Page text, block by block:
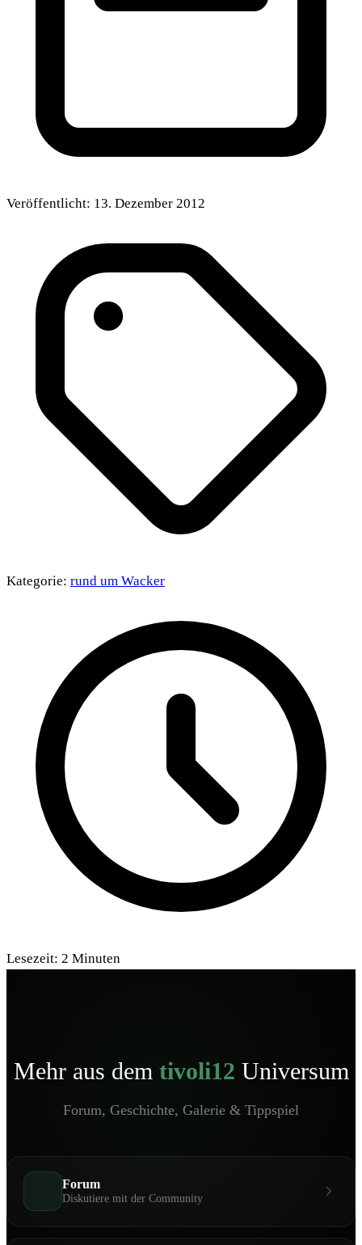
Veröffentlicht: 13. Dezember 2012
Kategorie: rund um Wacker
Lesezeit: 2 Minuten
Mehr aus dem tivoli12 Universum
Forum, Geschichte, Galerie & Tippspiel
Forum
Diskutiere mit der Community